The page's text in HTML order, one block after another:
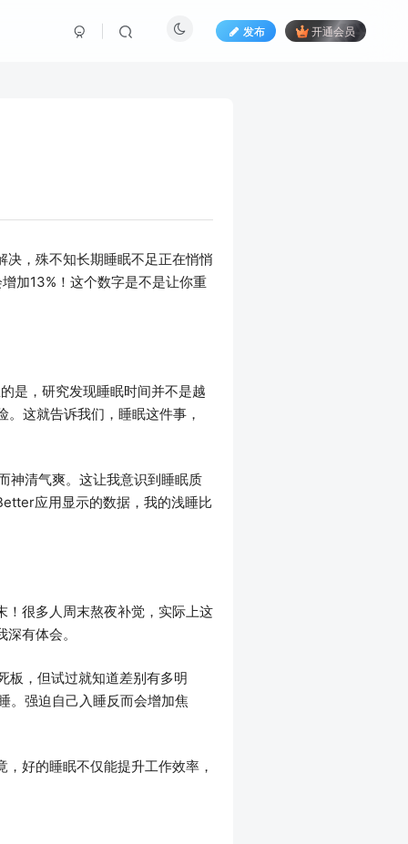
发布 开通会员
，殊不知长期睡眠不足正在悄悄
加13%！这个数字是不是让你重
是，研究发现睡眠时间并不是越
这就告诉我们，睡眠这件事，
神清气爽。这让我意识到睡眠质
应用显示的数据，我的浅睡比
！很多人周末熬夜补觉，实际上这
有体会。
板，但试过就知道差别有多明
。强迫自己入睡反而会增加焦
好的睡眠不仅能提升工作效率，